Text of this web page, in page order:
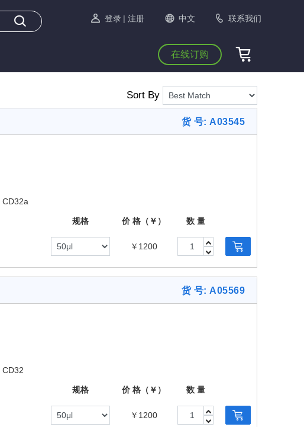
登录 | 注册 中文 联系我们
在线订购
Sort By
货 号: A03545
规格 价 格（￥） 数 量
￥1200
货 号: A05569
规格 价 格（￥） 数 量
￥1200